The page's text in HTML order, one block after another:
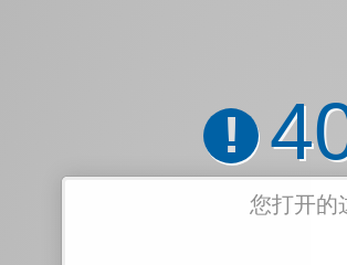
!
您打开的